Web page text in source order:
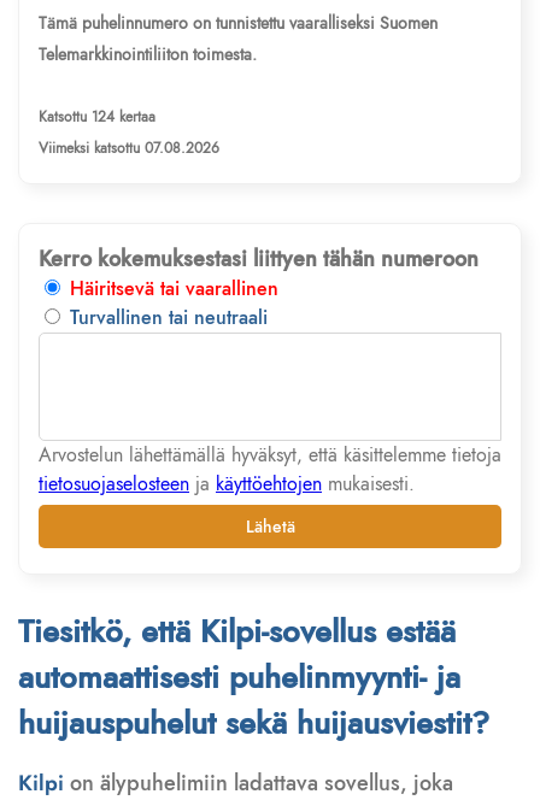
Tämä puhelinnumero on tunnistettu vaaralliseksi Suomen
Telemarkkinointiliiton toimesta.
Katsottu 124 kertaa
Viimeksi katsottu 07.08.2026
Kerro kokemuksestasi liittyen tähän numeroon
Häiritsevä tai vaarallinen
Turvallinen tai neutraali
Arvostelun lähettämällä hyväksyt, että käsittelemme tietoja
tietosuojaselosteen ja käyttöehtojen mukaisesti.
Lähetä
Tiesitkö, että Kilpi-sovellus estää
automaattisesti puhelinmyynti- ja
huijauspuhelut sekä huijausviestit?
Kilpi on älypuhelimiin ladattava sovellus, joka